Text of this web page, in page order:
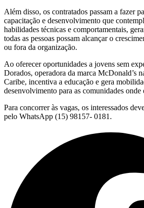
Além disso, os contratados passam a fazer
capacitação e desenvolvimento que
habilidades técnicas e comportamentais,
todas as pessoas possam alcançar o
ou fora da organização.
Ao oferecer oportunidades a jovens sem
Dorados, operadora da marca McDonald’s
Caribe, incentiva a educação e gera
desenvolvimento para as comunidades onde
Para concorrer às vagas, os interessados
pelo WhatsApp (15) 98157- 0181.